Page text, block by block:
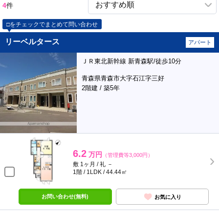
4件
□をチェックでまとめて問い合わせ
リーベルタース アパート
ＪＲ東北新幹線 新青森駅/徒歩10分
青森県青森市大字石江字三好
2階建 / 築5年
6.2 万円 （管理費等3,000円）
敷 1ヶ月 / 礼 －
1階 / 1LDK / 44.44㎡
お問い合わせ(無料) お気に入り